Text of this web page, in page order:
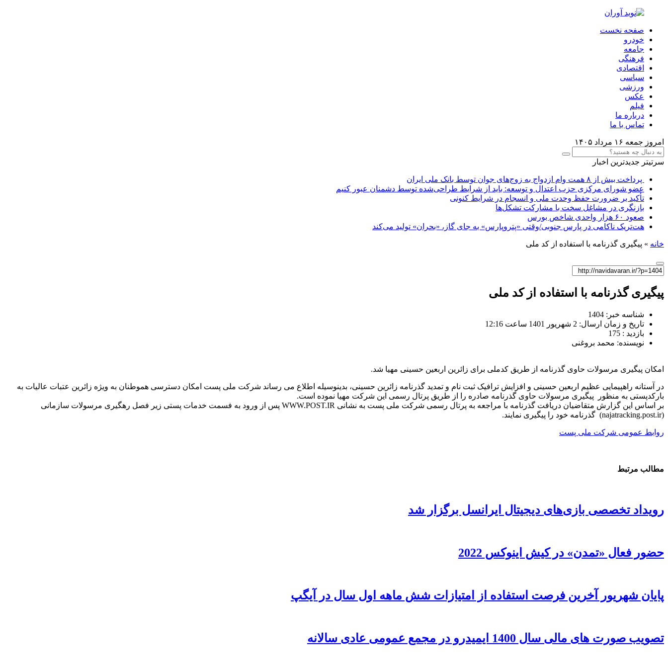
صفحه نخست
خودرو
جامعه
فرهنگی
اقتصادی
سیاسی
ورزشی
عکس
فیلم
درباره ما
تماس با ما
امروز جمعه ۱۶ مرداد ۱۴۰۵
سرتیتر جدیدترین اخبار
پرداخت بیش از ۸ همت وام ازدواج به زوج‌های جوان توسط بانک ملی ایران
عضو شورای مرکزی حزب اعتدال و توسعه: باید از شرایط طراحی‌شده توسط دشمنان عبور کنیم
تأکید بر ضرورت حفظ وحدت ملی و انسجام در شرایط کنونی
بازنگری در مشاغل سخت با مشارکت تشکل‌ها
صعود ۶۰ هزار واحدی شاخص بورس
هت‌تریک ناکامی در پارس جنوبی/وقتی «پتروپارس» به جای گاز، «بحران» تولید می‌کند
خانه » پیگیری گذرنامه با استفاده از کد ملی
پیگیری گذرنامه با استفاده از کد ملی
شناسه خبر: 1404
تاریخ و زمان ارسال: 2 شهریور 1401 ساعت 12:16
بازدید : 175
نویسنده: محمد بروغنی
امکان پیگیری مرسولات حاوی گذرنامه از طریق کدملی برای زائرین اربعین حسینی مهیا شد.
در آستانه راهپیمایی عظیم اربعین حسینی و افزایش ترافیک ثبت نام و تمدید گذرنامه زائرین حسینی، بدینوسیله اطلاع می رساند شرکت ملی پست امکان دسترسی هموطنان به ویژه زائرین عتبات عالیات به
بارکدپستی به منظور پیگیری مرسولات حاوی گذرنامه صادره را از طریق پرتال رسمی این شرکت مهیا نموده است.
بر اساس این گزارش متقاضیان دریافت گذرنامه با مراجعه به پرتال رسمی شرکت ملی پست به نشانی WWW.POST.IR پس از ورود به فسمت خدمات پستی زیر فصل رهگیری مرسولات سازمانی
(najatracking.post.ir) گذرنامه خود را پیگیری نمایند.
روابط عمومی شرکت ملی پست
مطالب مرتبط
رویداد تخصصی بازی‌های دیجیتال ایرانسل برگزار شد
حضور فعال «تمدن» در کیش اینوکس 2022
پایان شهریور آخرین فرصت استفاده از امتیازات شش ماهه اول سال در آیگپ
تصویب صورت های مالی سال 1400 ایمیدرو در مجمع عمومی عادی سالانه